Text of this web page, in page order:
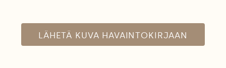
LÄHETÄ KUVA HAVAINTOKIRJAAN